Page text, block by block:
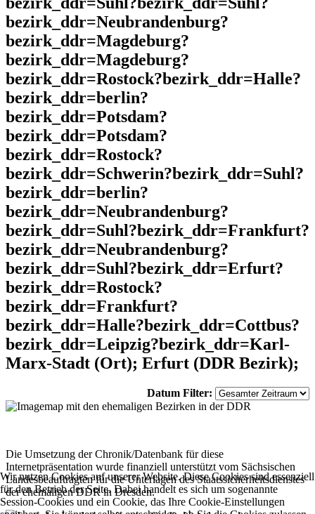
bezirk_ddr=Neubrandenburg?
bezirk_ddr=Magdeburg?
bezirk_ddr=Magdeburg?
bezirk_ddr=Rostock?bezirk_ddr=Halle?
bezirk_ddr=berlin?
bezirk_ddr=Potsdam?
bezirk_ddr=Potsdam?
bezirk_ddr=Rostock?
bezirk_ddr=Schwerin?bezirk_ddr=Suhl?
bezirk_ddr=berlin?
bezirk_ddr=Neubrandenburg?
bezirk_ddr=Suhl?bezirk_ddr=Frankfurt?
bezirk_ddr=Neubrandenburg?
bezirk_ddr=Suhl?bezirk_ddr=Erfurt?
bezirk_ddr=Rostock?
bezirk_ddr=Frankfurt?
bezirk_ddr=Halle?bezirk_ddr=Cottbus?
bezirk_ddr=Leipzig?bezirk_ddr=Karl-
Marx-Stadt (Ort); Erfurt (DDR Bezirk);
Datum Filter:
Die Umsetzung der Chronik/Datenbank für diese
Internetpräsentation wurde finanziell unterstützt vom Sächsischen
Landesbeauftragten für die Unterlagen des Staatssicherheitsdienstes
der ehemaligen DDR in Dresden.
Wir nutzen Cookies auf unserer Website. Diese Cookies sind essenziell
für den Betrieb der Seite. Dabei handelt es sich um sogenannte
Session-Cookies und ein Cookie, das Ihre Cookie-Einstellungen